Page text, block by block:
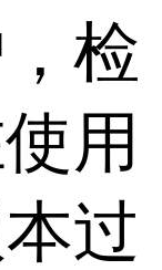
检
用
过